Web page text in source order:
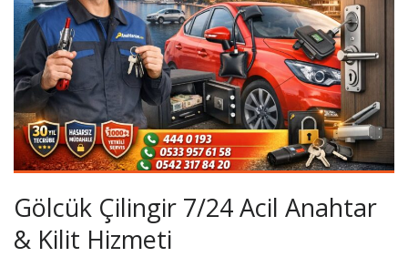
Gölcük Çilingir 7/24 Acil Anahtar
& Kilit Hizmeti